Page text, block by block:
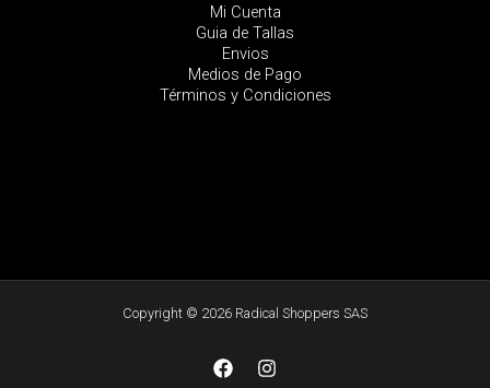
Mi Cuenta
Guia de Tallas
Envios
Medios de Pago
Términos y Condiciones
Copyright © 2026 Radical Shoppers SAS